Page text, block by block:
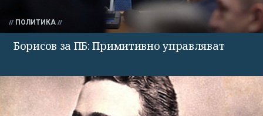
ПОЛИТИКА
Борисов за ПБ: Примитивно управляват